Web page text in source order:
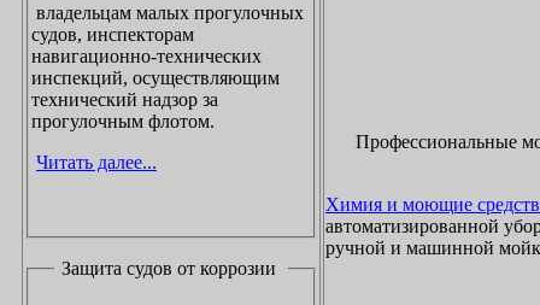
владельцам малых прогулочных
судов, инспекторам
навигационно-технических
инспекций, осуществляющим
технический надзор за
прогулочным флотом.
Читать далее...
Защита судов от коррозии
Профессиональные
Химия и моющие
автоматизированной
ручной и машинной